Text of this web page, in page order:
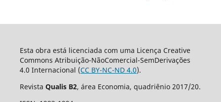
Esta obra está licenciada com uma Licença Creative
Commons Atribuição-NãoComercial-SemDerivações
4.0 Internacional (CC BY-NC-ND 4.0).
Revista Qualis B2, área Economia, quadriênio 2017/20.